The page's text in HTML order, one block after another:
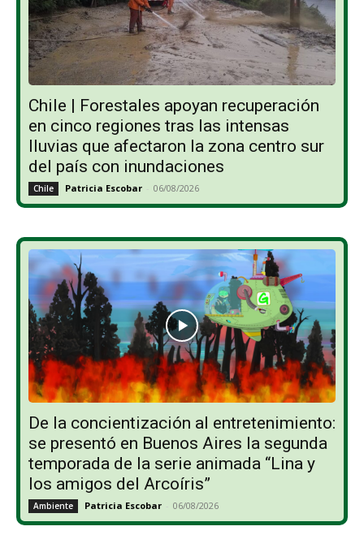
Chile | Forestales apoyan recuperación
en cinco regiones tras las intensas
lluvias que afectaron la zona centro sur
del país con inundaciones
Chile Patricia Escobar - 06/08/2026
De la concientización al entretenimiento:
se presentó en Buenos Aires la segunda
temporada de la serie animada “Lina y
los amigos del Arcoíris”
Ambiente Patricia Escobar - 06/08/2026